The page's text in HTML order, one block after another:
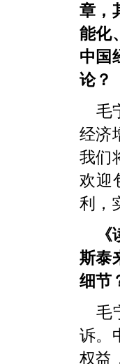
章，
能化
中国
论？
毛
经济
我们
欢迎
利，
斯泰
细节
毛
诉。
权益